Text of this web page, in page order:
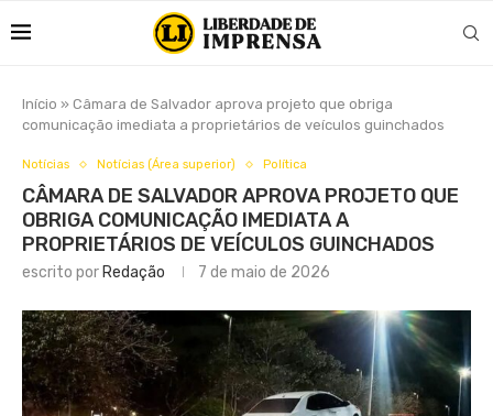
Início » Câmara de Salvador aprova projeto que obriga
comunicação imediata a proprietários de veículos guinchados
Notícias Notícias (Área superior) Política
CÂMARA DE SALVADOR APROVA PROJETO QUE
OBRIGA COMUNICAÇÃO IMEDIATA A
PROPRIETÁRIOS DE VEÍCULOS GUINCHADOS
escrito por Redação 7 de maio de 2026